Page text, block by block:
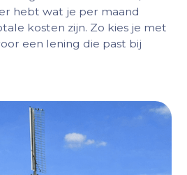
hebt wat je per maand
kosten zijn. Zo kies je met
een lening die past bij